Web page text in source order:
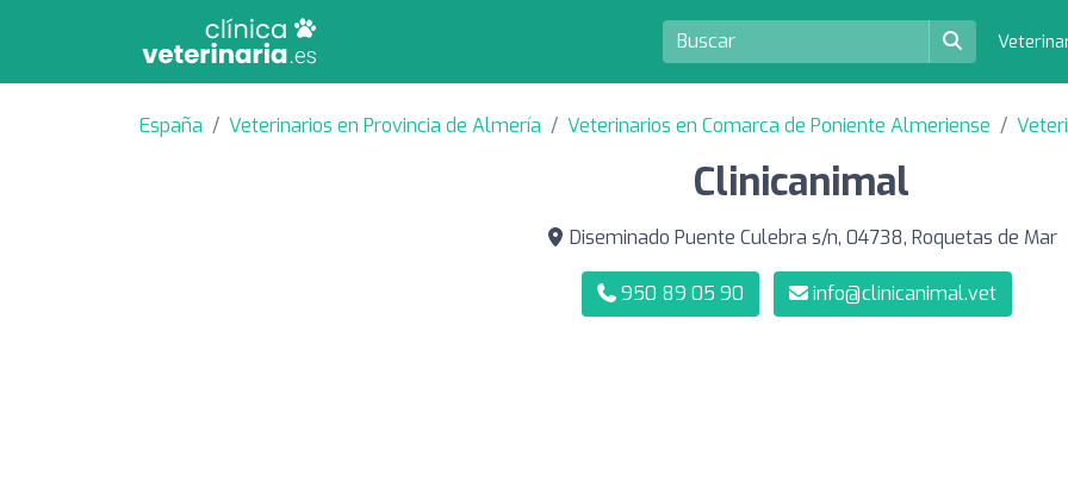
España Veterinarios en Provincia de Almería Veterinarios en Comarca de Poniente Almeriense
Clinicanimal
Diseminado Puente Culebra s/n, 04738, Roquetas de Mar
950 89 05 90 info@clinicanimal.vet